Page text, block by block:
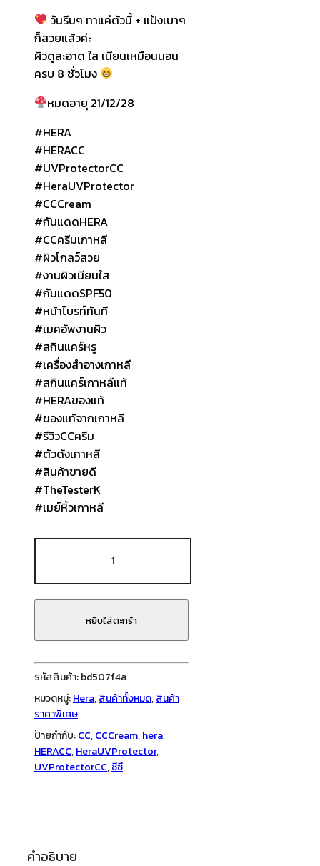
วันรีบๆ ทาแค่ตัวนี้ + แป้งเบาๆ
ก็สวยแล้วค่ะ
ผิวดูสะอาด ใส เนียนเหมือนนอน
ครบ 8 ชั่วโมง
หมดอายุ 21/12/28
#HERA
#HERACC
#UVProtectorCC
#HeraUVProtector
#CCCream
#กันแดดHERA
#CCครีมเกาหลี
#ผิวโกลว์สวย
#งานผิวเนียนใส
#กันแดดSPF50
#หน้าไบรท์ทันที
#เมคอัพงานผิว
#สกินแคร์หรู
#เครื่องสำอางเกาหลี
#สกินแคร์เกาหลีแท้
#HERAของแท้
#ของแท้จากเกาหลี
#รีวิวCCครีม
#ตัวดังเกาหลี
#สินค้าขายดี
#TheTesterK
#เมย์หิ้วเกาหลี
HERA
UV
Protector
CC
SPF50+
50ml
ชิ้น
หยิบใส่ตะกร้า
รหัสสินค้า:bd507f4a
หมวดหมู่:Hera,สินค้าทั้งหมด,สินค้า
ราคาพิเศษ
ป้ายกำกับ:CC,CCCream,hera,
HERACC,HeraUVProtector,
UVProtectorCC,ซีซี
คำอธิบาย